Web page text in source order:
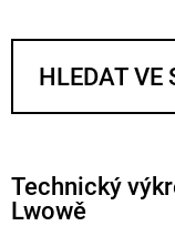
Technický
Lwowě